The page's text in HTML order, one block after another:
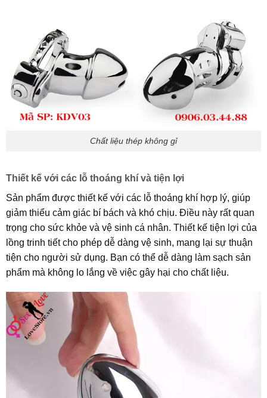
Chất liệu thép không gỉ
Thiết kế với các lỗ thoáng khí và tiện lợi
Sản phẩm được thiết kế với các lỗ thoáng khí hợp lý, giúp
giảm thiểu cảm giác bí bách và khó chịu. Điều này rất quan
trọng cho sức khỏe và vệ sinh cá nhân. Thiết kế tiện lợi của
lồng trinh tiết cho phép dễ dàng vệ sinh, mang lại sự thuận
tiện cho người sử dụng. Bạn có thể dễ dàng làm sạch sản
phẩm mà không lo lắng về việc gây hại cho chất liệu.